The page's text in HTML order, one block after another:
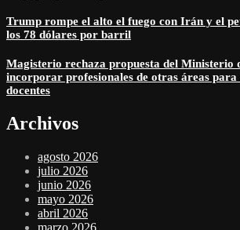
Trump rompe el alto el fuego con Irán y el
los 78 dólares por barril
Magisterio rechaza propuesta del Ministerio
incorporar profesionales de otras áreas
docentes
Archivos
agosto 2026
julio 2026
junio 2026
mayo 2026
abril 2026